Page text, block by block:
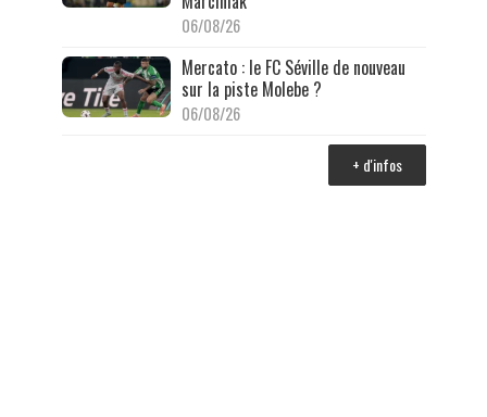
06/08/26
Mercato : le FC Séville de nouveau
sur la piste Molebe ?
06/08/26
+ d'infos